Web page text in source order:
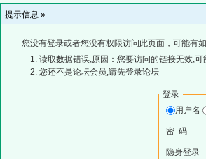
提示信息 »
您没有登录或者您没有权限访问此页面，可能有
读取数据错误,原因：您要访问的链接无效,
您还不是论坛会员,请先登录论坛
登录
用户名
密 码
隐身登录